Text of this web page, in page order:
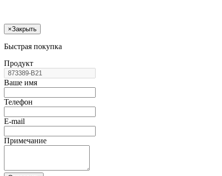
×Закрыть
Быстрая покупка
Продукт
Ваше имя
Телефон
E-mail
Примечание